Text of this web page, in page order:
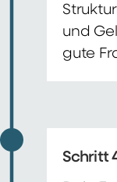
und
gute
Schritt